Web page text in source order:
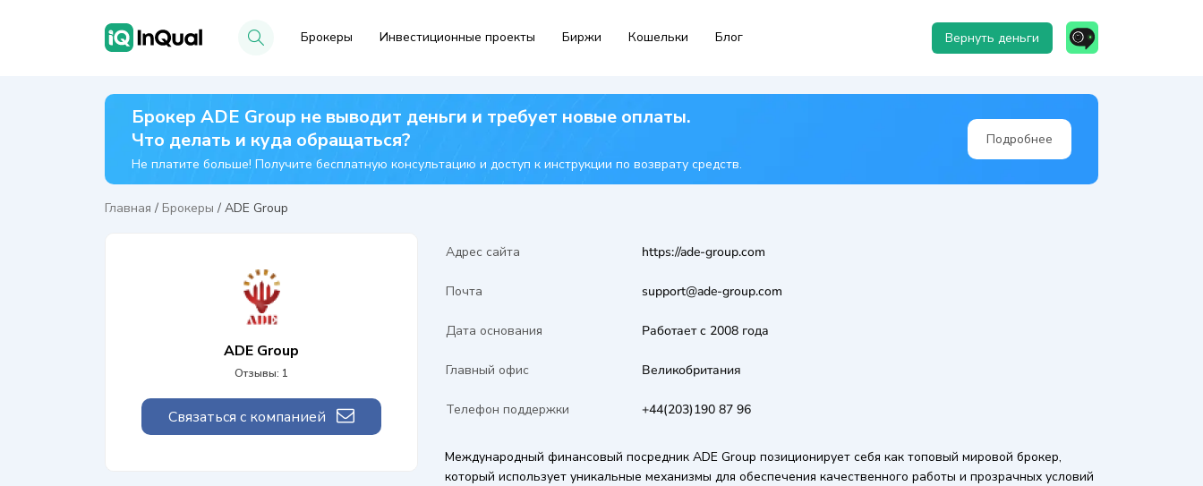
Брокеры Инвестиционные проекты Биржи Кошельки Блог Вернуть деньги
Брокер ADE Group не выводит деньги и требует новые оплаты.
Что делать и куда обращаться?
Не платите больше! Получите бесплатную консультацию и доступ к инструкции по возврату средств.
Подробнее
Главная / Брокеры / ADE Group
ADE Group
Отзывы: 1
Связаться с компанией
Адрес сайта https://ade-group.com
Почта support@ade-group.com
Дата основания Работает с 2008 года
Главный офис Великобритания
Телефон поддержки +44(203)190 87 96
Международный финансовый посредник ADE Group позиционирует себя как топовый мировой брокер,
который использует уникальные механизмы для обеспечения качественного работы и прозрачных условий